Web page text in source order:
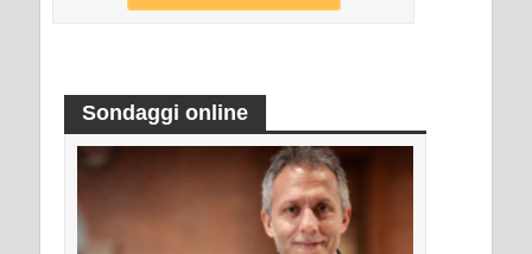
Sondaggi online